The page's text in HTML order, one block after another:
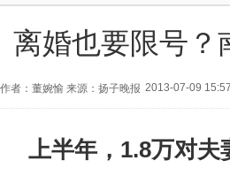
离婚也要限号？
作者：董婉愉 来源：扬子晚报 2013-07-09
上半年，1.8万对